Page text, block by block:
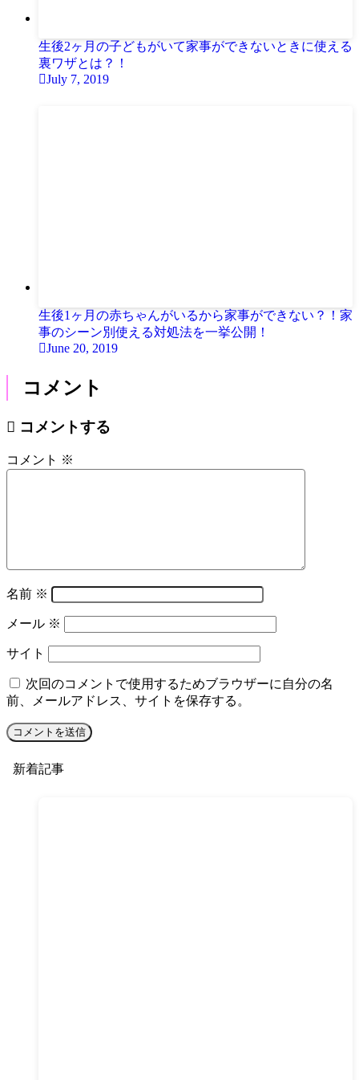
生後2ヶ月の子どもがいて家事ができないときに使える
裏ワザとは？！
July 7, 2019
生後1ヶ月の赤ちゃんがいるから家事ができない？！家
事のシーン別使える対処法を一挙公開！
June 20, 2019
コメント
コメントする
コメント ※
名前 ※
メール ※
サイト
次回のコメントで使用するためブラウザーに自分の名
前、メールアドレス、サイトを保存する。
新着記事